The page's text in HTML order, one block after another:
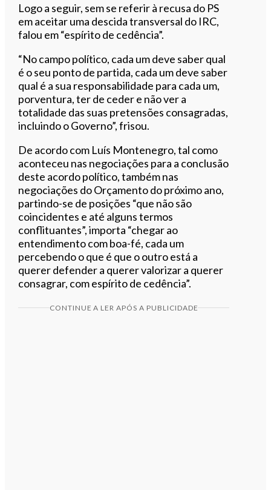
Logo a seguir, sem se referir à recusa do PS
em aceitar uma descida transversal do IRC,
falou em “espírito de cedência”.
“No campo político, cada um deve saber qual
é o seu ponto de partida, cada um deve saber
qual é a sua responsabilidade para cada um,
porventura, ter de ceder e não ver a
totalidade das suas pretensões consagradas,
incluindo o Governo”, frisou.
De acordo com Luís Montenegro, tal como
aconteceu nas negociações para a conclusão
deste acordo político, também nas
negociações do Orçamento do próximo ano,
partindo-se de posições “que não são
coincidentes e até alguns termos
conflituantes”, importa “chegar ao
entendimento com boa-fé, cada um
percebendo o que é que o outro está a
querer defender a querer valorizar a querer
consagrar, com espírito de cedência”.
CONTINUE A LER APÓS A PUBLICIDADE